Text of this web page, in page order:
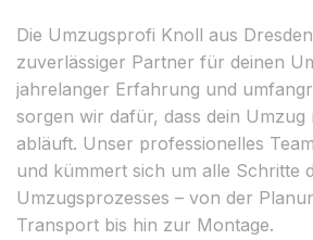
Die Umzugsprofi Knoll aus
zuverlässiger Partner für deinen
jahrelanger Erfahrung und
sorgen wir dafür, dass dein Umzug
abläuft. Unser professionelles
und kümmert sich um alle Schritte
Umzugsprozesses – von der
Transport bis hin zur Montage.